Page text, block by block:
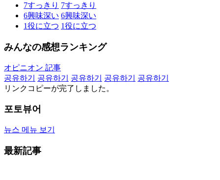
7すっきり 7すっきり
6興味深い 6興味深い
1役に立つ 1役に立つ
みんなの感想ランキング
オピニオン 記事
공유하기
공유하기 공유하기 공유하기
공유하기
リンクコピーが完了しました。
포토뷰어
뉴스 메뉴 보기
最新記事